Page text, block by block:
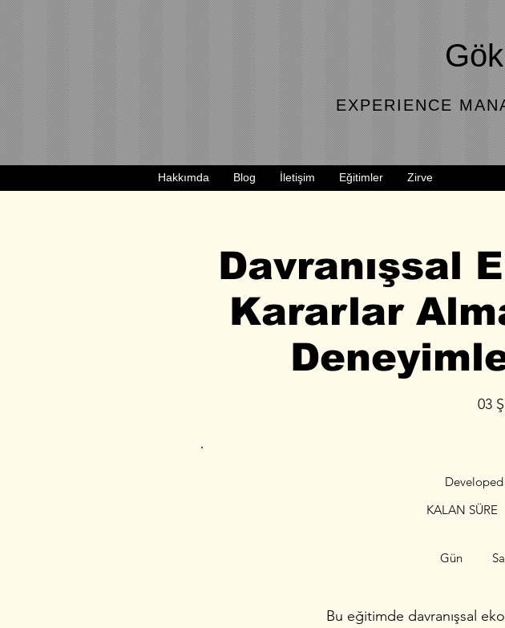
EXPERIENCE
Hakkımda Blog İletişim Eğitimler Zirve
Davranışsal
Kararlar
03
Gün
KALAN SÜRE
Bu eğitimde davranışsal